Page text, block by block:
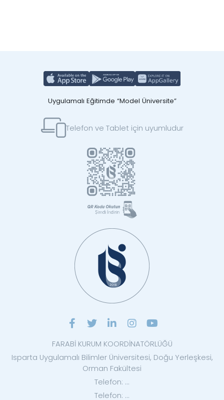
Uygulamalı Eğitimde “Model Üniversite”
Telefon ve Tablet için uyumludur
FARABİ KURUM KOORDİNATÖRLÜĞÜ
Isparta Uygulamalı Bilimler Üniversitesi, Doğu Yerleşkesi,
Orman Fakültesi
Telefon: ...
Telefon: ...